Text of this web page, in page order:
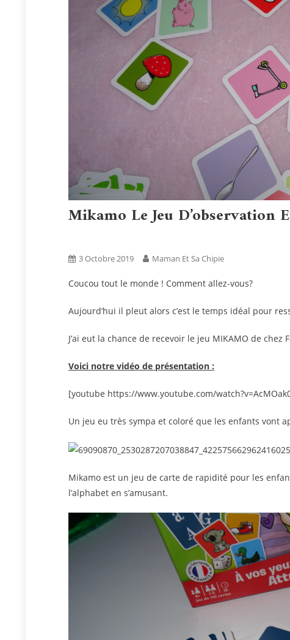
Mikamo Le Jeu D’observation
3 Octobre 2019 Maman Et Sa Chipie
Coucou tout le monde ! Comment allez-vous?
Aujourd’hui il pleut alors c’est le temps idéal pour
J’ai eut la chance de recevoir le jeu MIKAMO de chez
Voici notre vidéo de présentation :
[youtube https://www.youtube.com/
Un jeu eu très sympa et coloré que les enfants vont
Mikamo est un jeu de carte de rapidité pour les
l’alphabet en s’amusant.